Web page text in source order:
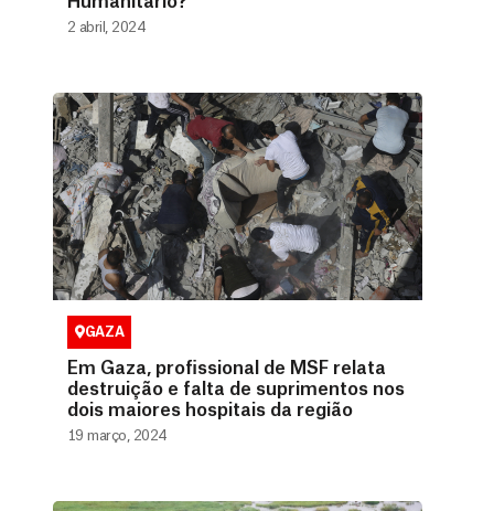
2 abril, 2024
GAZA
Em Gaza, profissional de MSF relata
destruição e falta de suprimentos nos
dois maiores hospitais da região
19 março, 2024